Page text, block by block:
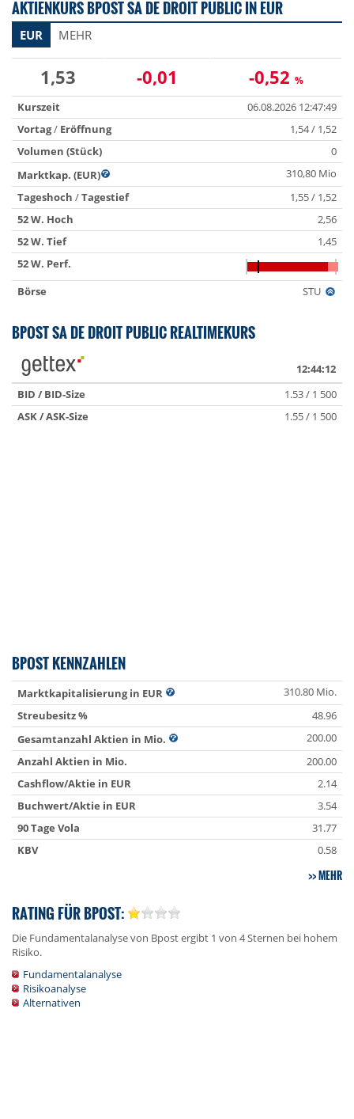
AKTIENKURS BPOST SA DE DROIT PUBLIC IN EUR
EUR MEHR
1,53 -0,01 -0,52 %
Kurszeit
06.08.2026 12:47:49
Vortag/ Eröffnung
1,54 / 1,52
Volumen (Stück)
0
Marktkap. (EUR)
310,80 Mio
Tageshoch /Tagestief
1,55 / 1,52
52 W. Hoch
2,56
52 W. Tief
1,45
52 W. Perf.
Börse
STU
BPOST SA DE DROIT PUBLIC REALTIMEKURS
12:44:12
BID / BID-Size
1.53 / 1 500
ASK / ASK-Size
1.55 / 1 500
BPOST KENNZAHLEN
Marktkapitalisierung in EUR
310.80 Mio.
Streubesitz %
48.96
Gesamtanzahl Aktien in Mio.
200.00
Anzahl Aktien in Mio.
200.00
Cashflow/Aktie in EUR
2.14
Buchwert/Aktie in EUR
3.54
90 Tage Vola
31.77
KBV
0.58
MEHR
RATING FÜR BPOST:
Die Fundamentalanalyse von Bpost ergibt 1 von 4 Sternen bei hohem
Risiko.
Fundamentalanalyse
Risikoanalyse
Alternativen